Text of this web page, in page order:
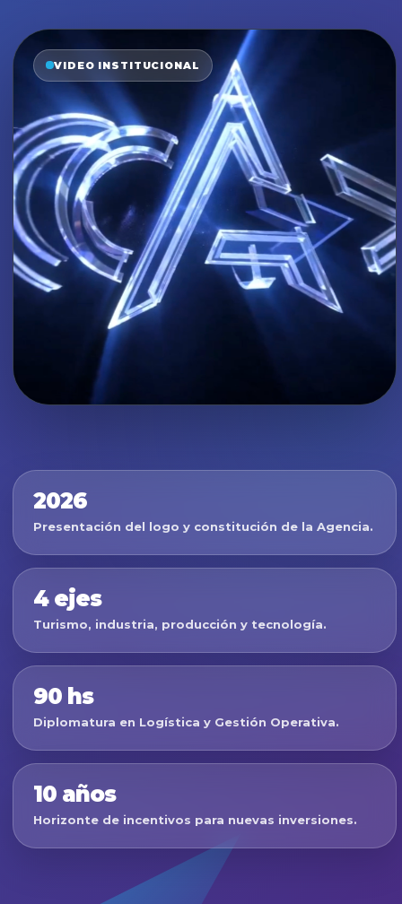
VIDEO INSTITUCIONAL
2026
Presentación del logo y constitución de la Agencia.
4 ejes
Turismo, industria, producción y tecnología.
90 hs
Diplomatura en Logística y Gestión Operativa.
10 años
Horizonte de incentivos para nuevas inversiones.